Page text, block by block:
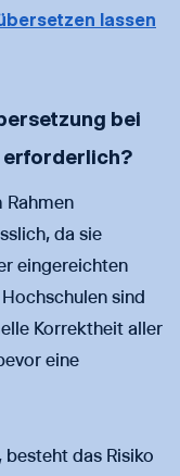
lassen
bei
erforderlich?
Rahmen
da sie
eingereichten
sind
Korrektheit aller
eine
das Risiko